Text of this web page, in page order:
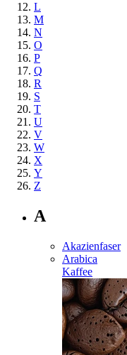
L
M
N
O
P
Q
R
S
T
U
V
W
X
Y
Z
A
Akazienfaser
Arabica
Kaffee